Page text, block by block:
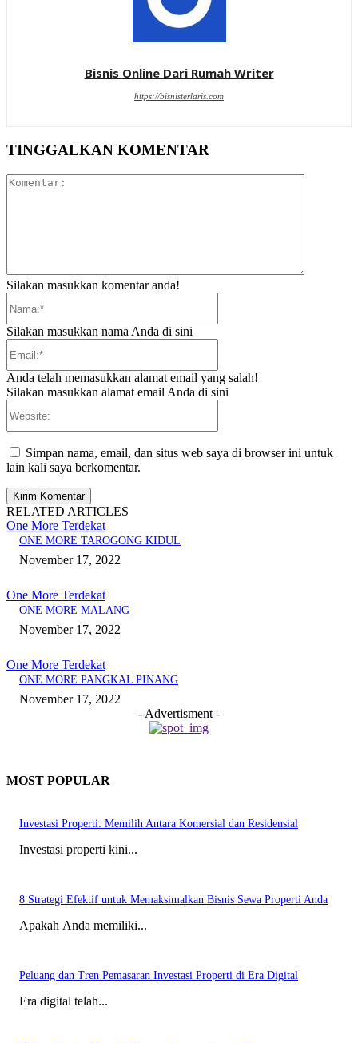
Bisnis Online Dari Rumah Writer
https://bisnisterlaris.com
TINGGALKAN KOMENTAR
Silakan masukkan komentar anda!
Silakan masukkan nama Anda di sini
Anda telah memasukkan alamat email yang salah!
Silakan masukkan alamat email Anda di sini
Simpan nama, email, dan situs web saya di browser ini untuk
lain kali saya berkomentar.
RELATED ARTICLES
One More Terdekat
ONE MORE TAROGONG KIDUL
November 17, 2022
One More Terdekat
ONE MORE MALANG
November 17, 2022
One More Terdekat
ONE MORE PANGKAL PINANG
November 17, 2022
- Advertisment -
MOST POPULAR
Investasi Properti: Memilih Antara Komersial dan Residensial
Investasi properti kini...
8 Strategi Efektif untuk Memaksimalkan Bisnis Sewa Properti Anda
Apakah Anda memiliki...
Peluang dan Tren Pemasaran Investasi Properti di Era Digital
Era digital telah...